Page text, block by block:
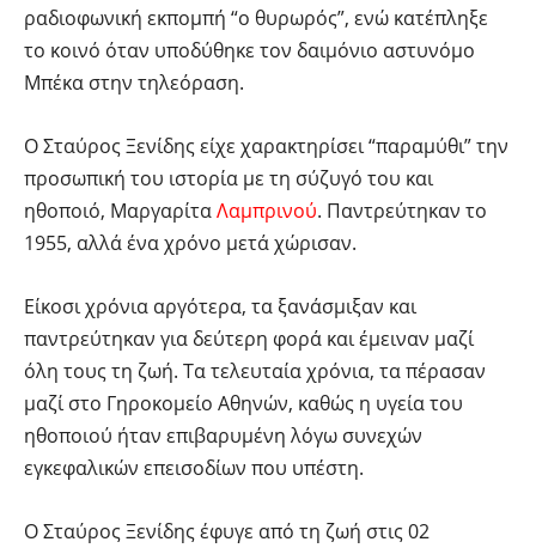
ραδιοφωνική εκπομπή “ο θυρωρός”, ενώ κατέπληξε
το κοινό όταν υποδύθηκε τον δαιμόνιο αστυνόμο
Μπέκα στην τηλεόραση.
Ο Σταύρος Ξενίδης είχε χαρακτηρίσει “παραμύθι” την
προσωπική του ιστορία με τη σύζυγό του και
ηθοποιό, ΜαργαρίταΛαμπρινού. Παντρεύτηκαν το
1955, αλλά ένα χρόνο μετά χώρισαν.
Είκοσι χρόνια αργότερα, τα ξανάσμιξαν και
παντρεύτηκαν για δεύτερη φορά και έμειναν μαζί
όλη τους τη ζωή. Τα τελευταία χρόνια, τα πέρασαν
μαζί στο Γηροκομείο Αθηνών, καθώς η υγεία του
ηθοποιού ήταν επιβαρυμένη λόγω συνεχών
εγκεφαλικών επεισοδίων που υπέστη.
Ο Σταύρος Ξενίδης έφυγε από τη ζωή στις 02